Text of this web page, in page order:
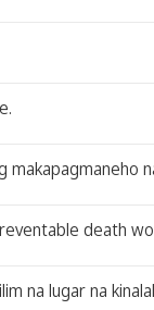
makapagmaneho
death
na lugar na